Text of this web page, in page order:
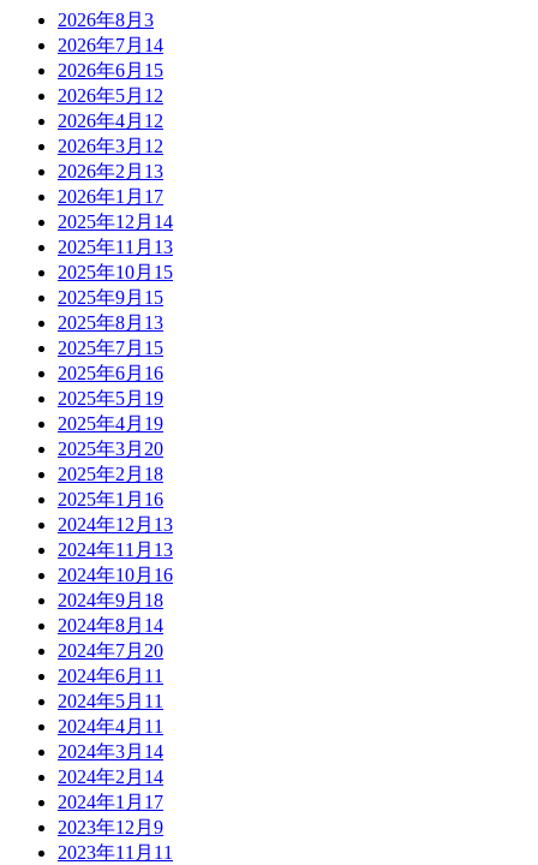
2026年8月 3
2026年7月 14
2026年6月 15
2026年5月 12
2026年4月 12
2026年3月 12
2026年2月 13
2026年1月 17
2025年12月 14
2025年11月 13
2025年10月 15
2025年9月 15
2025年8月 13
2025年7月 15
2025年6月 16
2025年5月 19
2025年4月 19
2025年3月 20
2025年2月 18
2025年1月 16
2024年12月 13
2024年11月 13
2024年10月 16
2024年9月 18
2024年8月 14
2024年7月 20
2024年6月 11
2024年5月 11
2024年4月 11
2024年3月 14
2024年2月 14
2024年1月 17
2023年12月 9
2023年11月 11